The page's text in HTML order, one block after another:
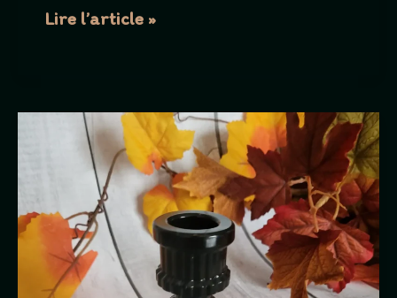
Mirroir
Lire l’article »